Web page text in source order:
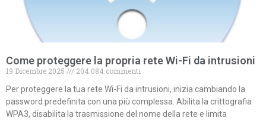
Come proteggere la propria rete Wi-Fi da intrusioni
19 Dicembre 2025
204.084 commenti
Per proteggere la tua rete Wi-Fi da intrusioni, inizia cambiando la
password predefinita con una più complessa. Abilita la crittografia
WPA3, disabilita la trasmissione del nome della rete e limita